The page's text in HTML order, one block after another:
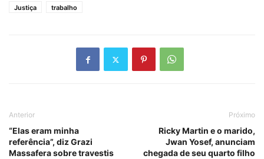
Justiça
trabalho
Anterior
“Elas eram minha
referência”, diz Grazi
Massafera sobre travestis
Próximo
Ricky Martin e o marido,
Jwan Yosef, anunciam
chegada de seu quarto filho